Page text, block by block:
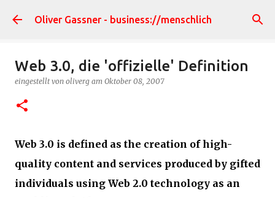
Direkt zum Hauptbereich
Oliver Gassner - business://menschlich
Web 3.0, die 'offizielle' Definition
eingestellt von oliverg am Oktober 08, 2007
Web 3.0 is defined as the creation of high-
quality content and services produced by gifted
individuals using Web 2.0 technology as an